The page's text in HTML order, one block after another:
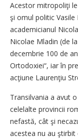
Acestor mitropoliţi
şi omul po­li­tic
academicianul
Nicolae Mla­din (de
decembrie 100 de
Ortodoxiei“, iar în
acţiune Laurenţiu
Transilvania a avut
celelalte provincii
nefas­tă, cât şi
acestea nu au